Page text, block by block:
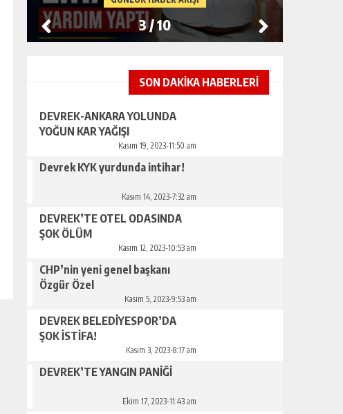
3/10
SON DAKİKA HABERLERİ
DEVREK-ANKARA YOLUNDA
YOĞUN KAR YAĞIŞI
Kasım 19, 2023-11:50 am
Devrek KYK yurdunda intihar!
Kasım 14, 2023-7:32 am
DEVREK’TE OTEL ODASINDA
ŞOK ÖLÜM
Kasım 12, 2023-10:53 am
CHP’nin yeni genel başkanı
Özgür Özel
Kasım 5, 2023-9:53 am
DEVREK BELEDİYESPOR’DA
ŞOK İSTİFA!
Kasım 3, 2023-8:17 am
DEVREK’TE YANGIN PANİĞİ
Ekim 17, 2023-11:43 am